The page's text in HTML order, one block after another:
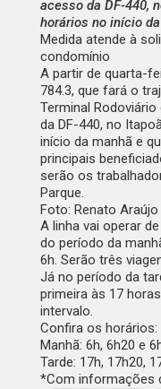
acesso da DF-440,
horários no início
Medida atende à
condomínio
A partir de quarta-
784.3, que fará o
Terminal
da DF-440, no
início da manhã e
principais
serão os
Parque.
Foto: Renato
A linha vai operar
do período da
6h. Serão três
Já no período da
primeira às 17
intervalo.
Confira os horários:
Manhã: 6h, 6h20 e
Tarde: 17h, 17h20,
*Com informações